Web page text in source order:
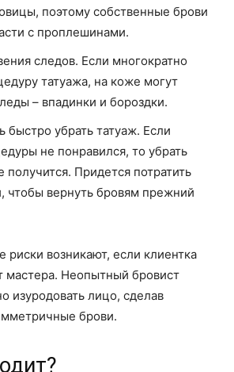
поэтому собственные брови
с проплешинами.
следов. Если многократно
татуажа, на коже могут
– впадинки и бороздки.
быстро убрать татуаж. Если
не понравился, то убрать
получится. Придется потратить
чтобы вернуть бровям прежний
возникают, если клиентка
мастера. Неопытный бровист
изуродовать лицо, сделав
брови.